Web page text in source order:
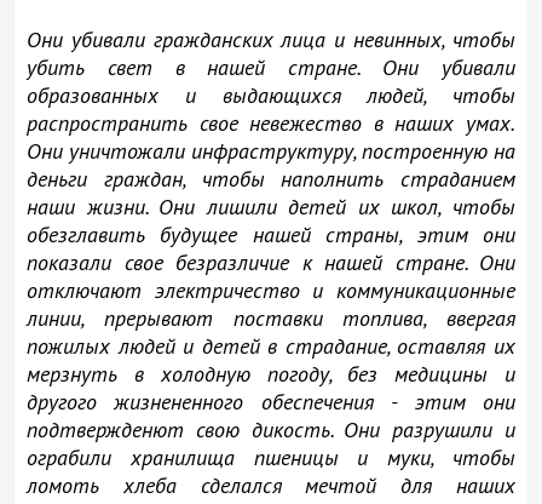
Они убивали гражданских лица и невинных, чтобы
убить свет в нашей стране. Они убивали
образованных и выдающихся людей, чтобы
распространить свое невежество в наших умах.
Они уничтожали инфраструктуру, построенную на
деньги граждан, чтобы наполнить страданием
наши жизни. Они лишили детей их школ, чтобы
обезглавить будущее нашей страны, этим они
показали свое безразличие к нашей стране. Они
отключают электричество и коммуникационные
линии, прерывают поставки топлива, ввергая
пожилых людей и детей в страдание, оставляя их
мерзнуть в холодную погоду, без медицины и
другого жизнененного обеспечения - этим они
подтвержденют свою дикость. Они разрушили и
ограбили хранилища пшеницы и муки, чтобы
ломоть хлеба сделался мечтой для наших